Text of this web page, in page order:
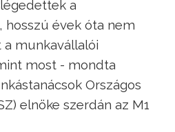
a
hosszú évek óta nem
a munkavállalói
most - mondta
Országos
elnöke szerdán az M1